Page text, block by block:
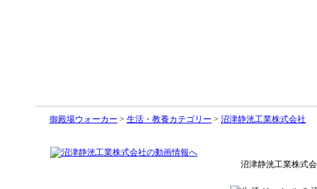
御殿場ウォーカー > 生活・教養カテゴリー > 沼津静洸工業株式会社
沼津静洸工業株式